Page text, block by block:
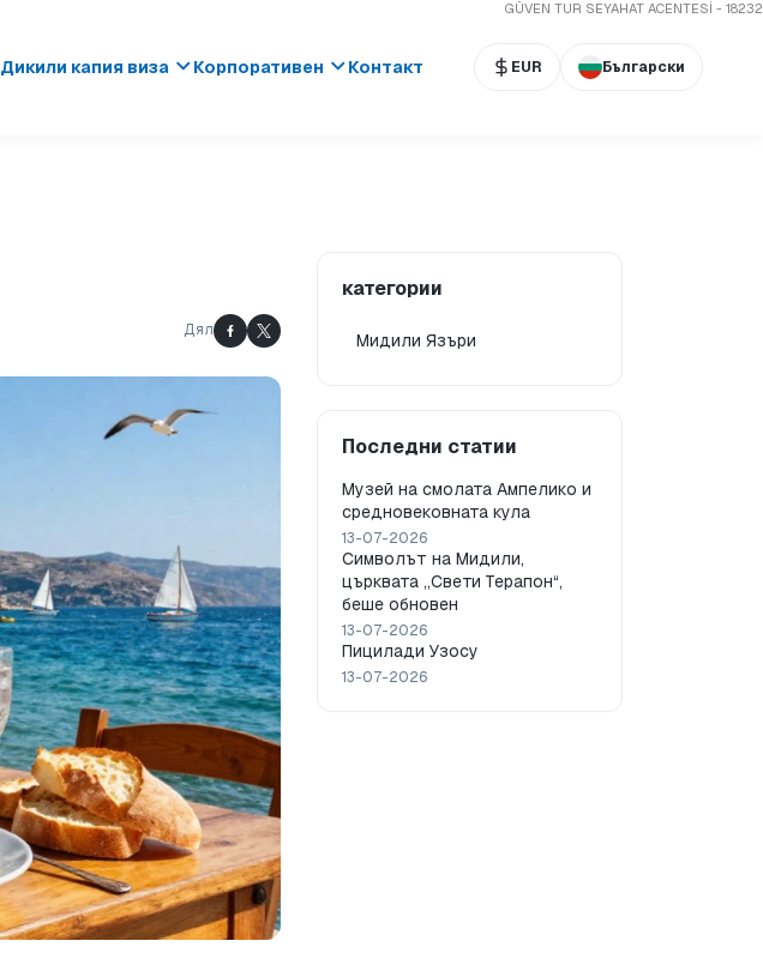
GÜVEN TUR SEYAHAT ACENTESİ - 18232
Дикили капия виза Корпоративен Контакт EUR Български
Дял
категории
Мидили Язъри
Последни статии
Музей на смолата Ампелико и
средновековната кула
13-07-2026
Символът на Мидили,
църквата „Свети Терапон“,
беше обновен
13-07-2026
Пицилади Узосу
13-07-2026